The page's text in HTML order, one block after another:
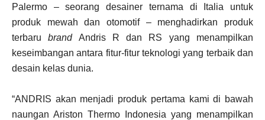
Palermo – seorang desainer ternama di Italia untuk
produk mewah dan otomotif – menghadirkan produk
terbarubrandAndris R dan RS yang menampilkan
keseimbangan antara fitur-fitur teknologi yang terbaik dan
desain kelas dunia.
“ANDRIS akan menjadi produk pertama kami di bawah
naungan Ariston Thermo Indonesia yang menampilkan